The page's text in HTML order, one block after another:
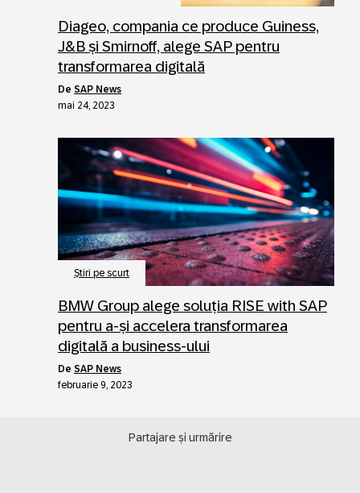
Diageo, compania ce produce Guiness,
J&B și Smirnoff, alege SAP pentru
transformarea digitală
de SAP News
mai 24, 2023
Ştiri pe scurt
BMW Group alege soluția RISE with SAP
pentru a-și accelera transformarea
digitală a business-ului
de SAP News
februarie 9, 2023
Partajare și urmărire